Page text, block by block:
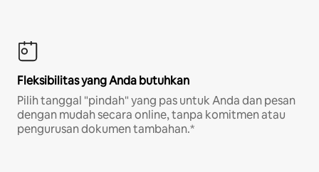
Fleksibilitas yang Anda butuhkan
Pilih tanggal "pindah" yang pas untuk Anda dan pesan
dengan mudah secara online, tanpa komitmen atau
pengurusan dokumen tambahan.*